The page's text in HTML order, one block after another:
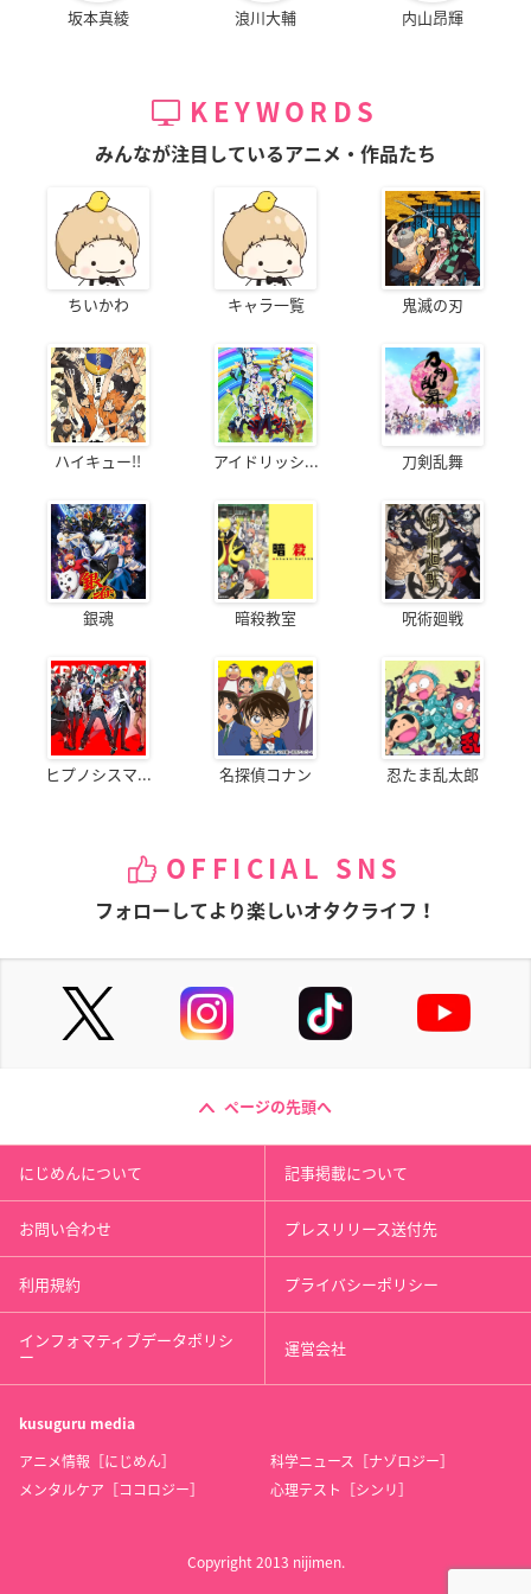
坂本真綾 浪川大輔 内山昂輝
KEYWORDS
みんなが注目しているアニメ・作品たち
ちいかわ キャラ一覧 鬼滅の刃
ハイキュー!! アイドリッシ... 刀剣乱舞
銀魂 暗殺教室 呪術廻戦
ヒプノシスマ... 名探偵コナン 忍たま乱太郎
OFFICIAL SNS
フォローしてより楽しいオタクライフ！
ページの先頭へ
にじめんについて 記事掲載について
お問い合わせ プレスリリース送付先
利用規約 プライバシーポリシー
インフォマティブデータポリシ
ー 運営会社
kusuguru media
アニメ情報［にじめん］
科学ニュース［ナゾロジー］
メンタルケア［ココロジー］
心理テスト［シンリ］
Copyright 2013 nijimen.